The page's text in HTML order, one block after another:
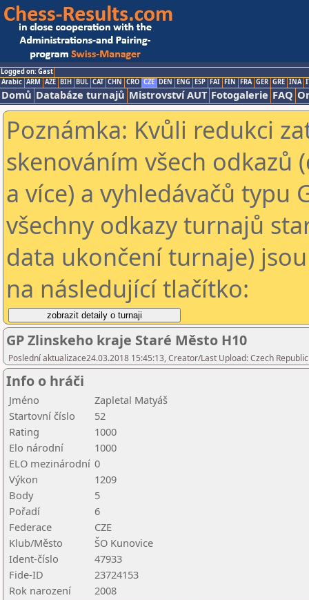
Logged on: Gast
Arabic ARM AZE BIH BUL CAT CHN CRO CZE DEN ENG ESP FAI FIN FRA GER GRE INA
Domů Databáze turnajů Mistrovství AUT Fotogalerie FAQ
Poznámka: Kvůli redukci
skenováním všech odkazů
a více) a vyhledávačů typu
všechny odkazy turnajů
data ukončení turnaje)
na následující tlačítko:
GP Zlinskeho kraje Staré Město H10
Poslední aktualizace24.03.2018 15:45:13, Creator/Last Upload: Czech
Info o hráči
Jméno
Zapletal Matyáš
Startovní číslo
52
Rating
1000
Elo národní
1000
ELO mezinárodní 0
Výkon
1209
Body
5
Pořadí
6
Federace
CZE
Klub/Město
ŠO Kunovice
Ident-číslo
47933
Fide-ID
23724153
Rok narození
2008